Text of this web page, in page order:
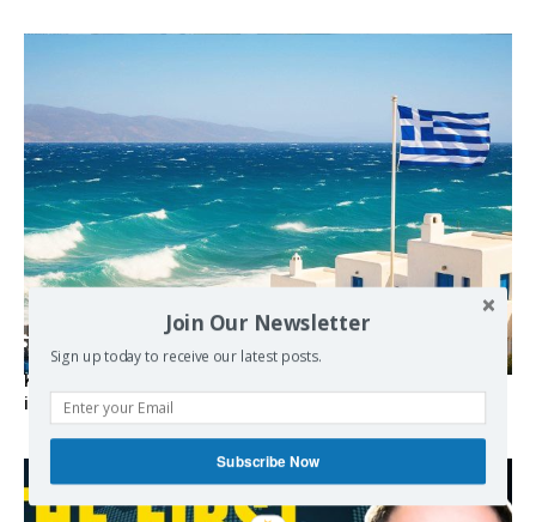
Kolydas explains the rare “polar meltemi” — Greece’s
invisible summer wind regulator
Join Our Newsletter
Sign up today to receive our latest posts.
Subscribe Now